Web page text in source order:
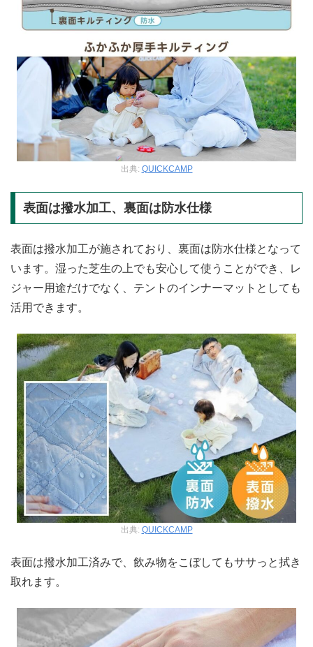
出典: QUICKCAMP
表面は撥水加工、裏面は防水仕様
表面は撥水加工が施されており、裏面は防水仕様となって
います。湿った芝生の上でも安心して使うことができ、レ
ジャー用途だけでなく、テントのインナーマットとしても
活用できます。
出典: QUICKCAMP
表面は撥水加工済みで、飲み物をこぼしてもササっと拭き
取れます。